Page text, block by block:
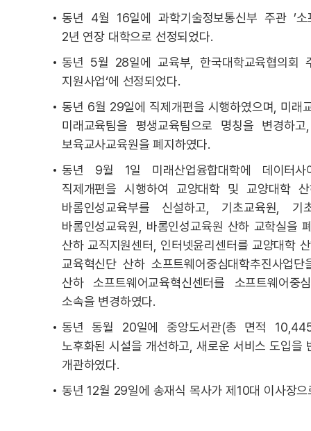
동년 4월 16일에 과학기술정보통신부 주관 ’소
2년 연장 대학으로 선정되었다.
동년 5월 28일에 교육부, 한국대학교육협의회
지원사업‘에 선정되었다.
동년 6월 29일에 직제개편을 시행하였으며, 미래
미래교육팀을 평생교육팀으로 명칭을 변경하고
보육교사교육원을 폐지하였다.
동년 9월 1일 미래산업융합대학에 데이터사
직제개편을 시행하여 교양대학 및 교양대학
바롬인성교육부를 신설하고, 기초교육원,
바롬인성교육원, 바롬인성교육원 산하 교학실을
산하 교직지원센터, 인터넷윤리센터를 교양대학
교육혁신단 산하 소프트웨어중심대학추진사업
산하 소프트웨어교육혁신센터를 소프트웨어중
소속을 변경하였다.
동년 동월 20일에 중앙도서관(총 면적
노후화된 시설을 개선하고, 새로운 서비스 도입을
개관하였다.
동년 12월 29일에 송재식 목사가 제10대 이사장으